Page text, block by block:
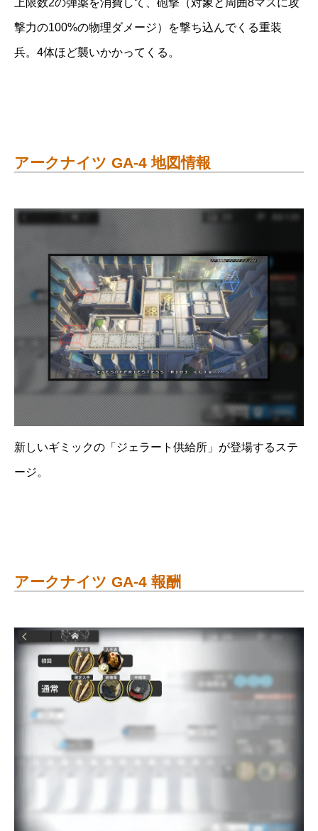
上限数2の弾薬を消費して、砲撃（対象と周囲8マスに攻
撃力の100%の物理ダメージ）を撃ち込んでくる重装
兵。4体ほど襲いかかってくる。
アークナイツ GA-4 地図情報
新しいギミックの「ジェラート供給所」が登場するステ
ージ。
アークナイツ GA-4 報酬